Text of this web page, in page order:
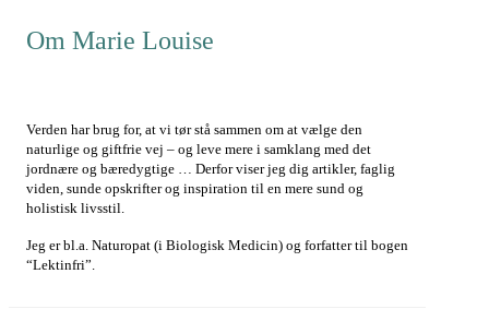
Om Marie Louise
Verden har brug for, at vi tør stå sammen om at vælge den
naturlige og giftfrie vej – og leve mere i samklang med det
jordnære og bæredygtige … Derfor viser jeg dig artikler, faglig
viden, sunde opskrifter og inspiration til en mere sund og
holistisk livsstil.
Jeg er bl.a. Naturopat (i Biologisk Medicin) og forfatter til bogen
“Lektinfri”.